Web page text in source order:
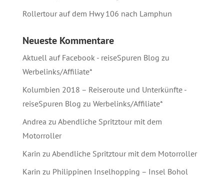
Rollertour auf dem Hwy 106 nach Lamphun
Neueste Kommentare
Aktuell auf Facebook - reiseSpuren Blog zu
Werbelinks/Affiliate*
Kolumbien 2018 – Reiseroute und Unterkünfte -
reiseSpuren Blog zu Werbelinks/Affiliate*
Andrea zu Abendliche Spritztour mit dem
Motorroller
Karin zu Abendliche Spritztour mit dem Motorroller
Karin zu Philippinen Inselhopping – Insel Bohol